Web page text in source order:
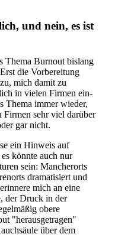
und nein, es ist
Thema Burnout bislang
die Vorbereitung
mich damit zu
in vielen Firmen ein-
Thema immer wieder,
Firmen sehr viel darüber
gar nicht.
ein Hinweis auf
könnte auch nur
sein: Mancherorts
dramatisiert und
mich an eine
der Druck in der
obere
"herausgetragen"
über dem